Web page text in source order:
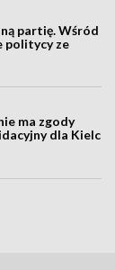
partię. Wśród
politycy ze
ma zgody
dla Kielc